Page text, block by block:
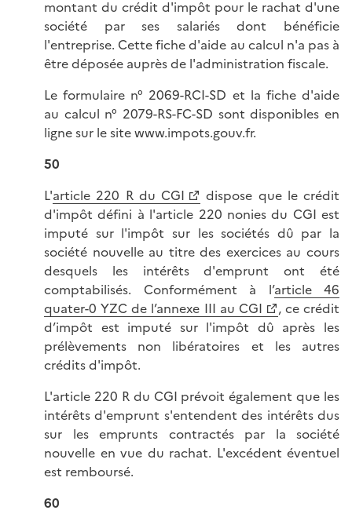
montant du crédit d'impôt pour le rachat d'une
société par ses salariés dont bénéficie
l'entreprise. Cette fiche d'aide au calcul n'a pas à
être déposée auprès de l'administration fiscale.
Le formulaire n° 2069-RCI-SD et la fiche d'aide
au calcul n° 2079-RS-FC-SD sont disponibles en
ligne sur le site www.impots.gouv.fr.
50
L'article 220 R du CGI
dispose que le crédit
d'impôt défini à l'article 220 nonies du CGI est
imputé sur l'impôt sur les sociétés dû par la
société nouvelle au titre des exercices au cours
desquels les intérêts d'emprunt ont été
comptabilisés. Conformément à l’article 46
quater-0 YZC de l’annexe III au CGI
, ce crédit
d’impôt est imputé sur l'impôt dû après les
prélèvements non libératoires et les autres
crédits d'impôt.
L'article 220 R du CGI prévoit également que les
intérêts d'emprunt s'entendent des intérêts dus
sur les emprunts contractés par la société
nouvelle en vue du rachat. L'excédent éventuel
est remboursé.
60